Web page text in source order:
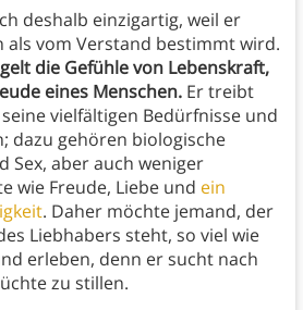
deshalb einzigartig, weil er
als vom Verstand bestimmt wird.
die Gefühle von Lebenskraft,
eines Menschen.Er treibt
vielfältigen Bedürfnisse und
dazu gehören biologische
Sex, aber auch weniger
wie Freude, Liebe und ein
. Daher möchte jemand, der
Liebhabers steht, so viel wie
erleben, denn er sucht nach
zu stillen.